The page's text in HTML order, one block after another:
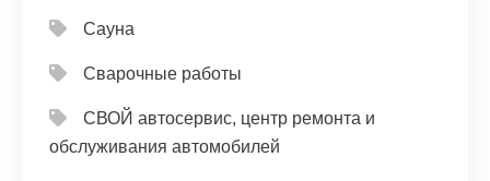
Сауна
Сварочные работы
СВОЙ автосервис, центр ремонта и
обслуживания автомобилей